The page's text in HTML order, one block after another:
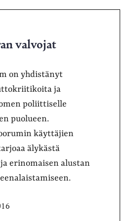
valvojat
on yhdistänyt
ja
poliittiselle
puolueen.
käyttäjien
älykästä
erinomaisen alustan